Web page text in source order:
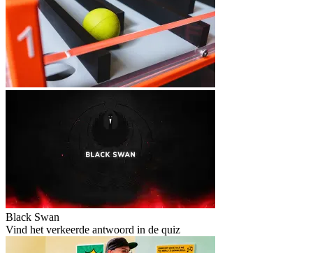
Black Swan
Vind het verkeerde antwoord in de quiz